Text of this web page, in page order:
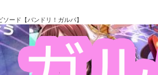
ード【バンドリ！ガルパ】